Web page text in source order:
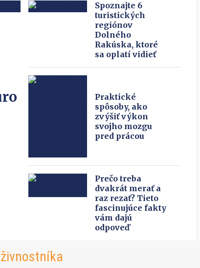
Spoznajte 6
turistických
regiónov
Dolného
Rakúska, ktoré
sa oplatí vidieť
Praktické
spôsoby, ako
zvýšiť výkon
svojho mozgu
pred prácou
Prečo treba
dvakrát merať a
raz rezať? Tieto
fascinujúce fakty
vám dajú
odpoveď